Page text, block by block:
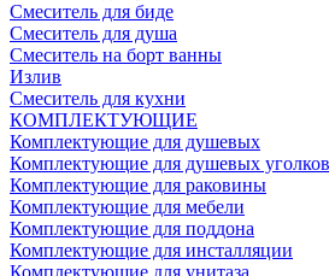
Смеситель для биде
Смеситель для душа
Смеситель на борт ванны
Излив
Смеситель для кухни
КОМПЛЕКТУЮЩИЕ
Комплектующие для душевых
Комплектующие для душевых уголков
Комплектующие для раковины
Комплектующие для мебели
Комплектующие для поддона
Комплектующие для инсталляции
Комплектующие для унитаза